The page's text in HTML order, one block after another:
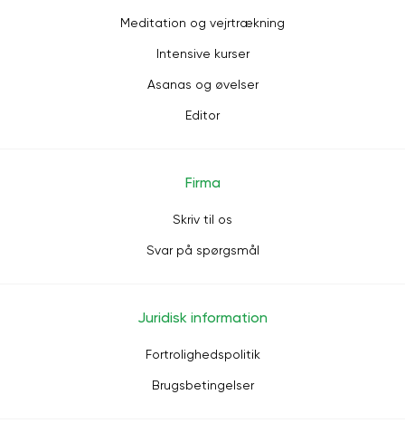
Meditation og vejrtrækning
Intensive kurser
Asanas og øvelser
Editor
Firma
Skriv til os
Svar på spørgsmål
Juridisk information
Fortrolighedspolitik
Brugsbetingelser